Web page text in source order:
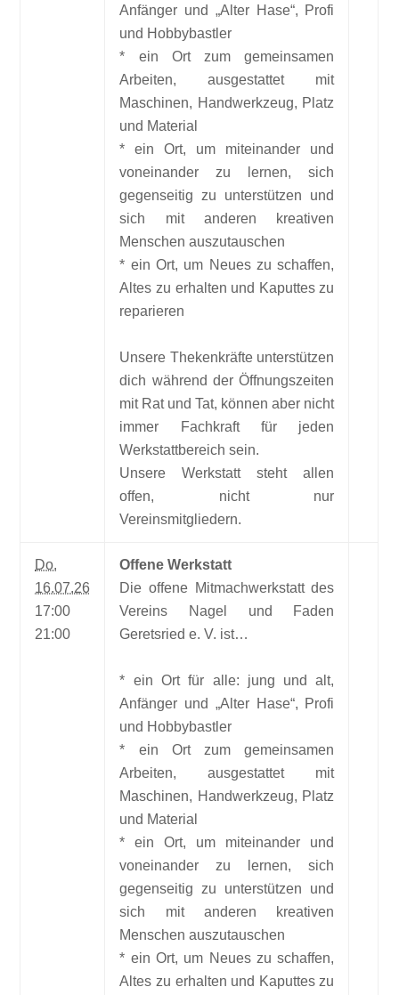
Anfänger und „Alter Hase“, Profi
und Hobbybastler
* ein Ort zum gemeinsamen
Arbeiten, ausgestattet mit
Maschinen, Handwerkzeug, Platz
und Material
* ein Ort, um miteinander und
voneinander zu lernen, sich
gegenseitig zu unterstützen und
sich mit anderen kreativen
Menschen auszutauschen
* ein Ort, um Neues zu schaffen,
Altes zu erhalten und Kaputtes zu
reparieren
Unsere Thekenkräfte unterstützen
dich während der Öffnungszeiten
mit Rat und Tat, können aber nicht
immer Fachkraft für jeden
Werkstattbereich sein.
Unsere Werkstatt steht allen
offen, nicht nur
Vereinsmitgliedern.
Do.
16.07.26
17:00
21:00
Offene Werkstatt
Die offene Mitmachwerkstatt des
Vereins Nagel und Faden
Geretsried e. V. ist…
* ein Ort für alle: jung und alt,
Anfänger und „Alter Hase“, Profi
und Hobbybastler
* ein Ort zum gemeinsamen
Arbeiten, ausgestattet mit
Maschinen, Handwerkzeug, Platz
und Material
* ein Ort, um miteinander und
voneinander zu lernen, sich
gegenseitig zu unterstützen und
sich mit anderen kreativen
Menschen auszutauschen
* ein Ort, um Neues zu schaffen,
Altes zu erhalten und Kaputtes zu